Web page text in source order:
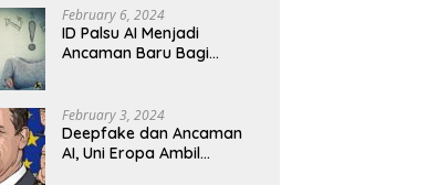
February 6, 2024
ID Palsu AI Menjadi
Ancaman Baru Bagi
February 3, 2024
Deepfake dan Ancaman
AI, Uni Eropa Ambil